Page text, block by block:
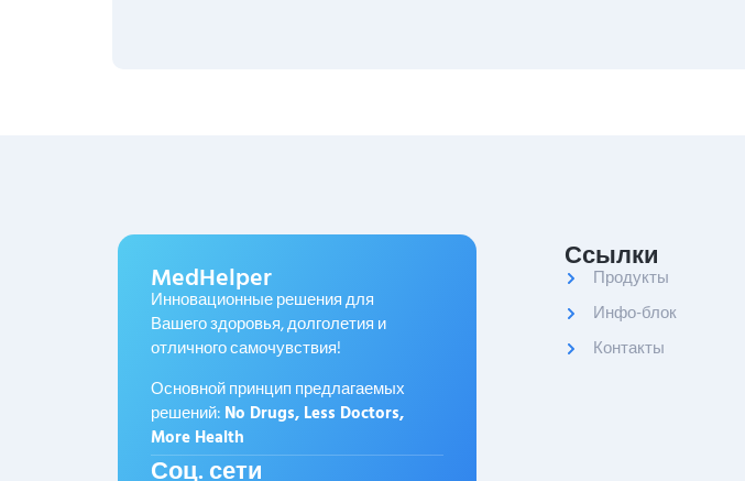
MedHelper
Инновационные решения для
Вашего здоровья, долголетия и
отличного самочувствия!
Основной принцип предлагаемых
решений: No Drugs, Less Doctors,
More Health
Соц. сети
Ссылки
Продукты
Инфо-блок
Контакты